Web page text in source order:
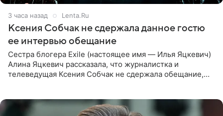
3 часа назад Lenta.Ru
Ксения Собчак не сдержала данное гостю
ее интервью обещание
Сестра блогера Exile (настоящее имя — Илья Яцкевич)
Алина Яцкевич рассказала, что журналистка и
телеведущая Ксения Собчак не сдержала обещание,